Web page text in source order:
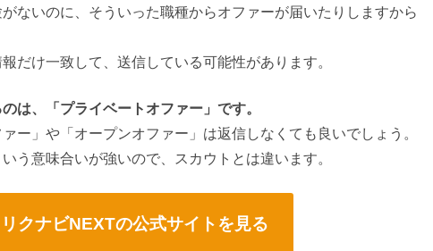
ないのに、そういった職種からオファーが届いたりしますから
だけ一致して、送信している可能性があります。
は、「プライベートオファー」です。
ー」や「オープンオファー」は返信しなくても良いでしょう。
う意味合いが強いので、スカウトとは違います。
リクナビNEXTの公式サイトを見る